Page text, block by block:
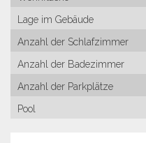
Lage im Gebäude
Anzahl der Schlafzimmer
Anzahl der Badezimmer
Anzahl der Parkplätze
Pool